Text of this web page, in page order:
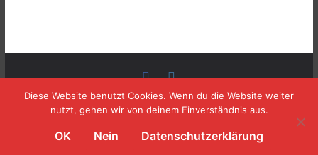
Copyright © 2026 TOMBURG BOXING. Alle Rechte
vorbehalten.
Theme:
ColorMag
von ThemeGrill. Präsentiert von
Diese Website benutzt Cookies. Wenn du die Website weiter
nutzt, gehen wir von deinem Einverständnis aus.
OK Nein Datenschutzerklärung